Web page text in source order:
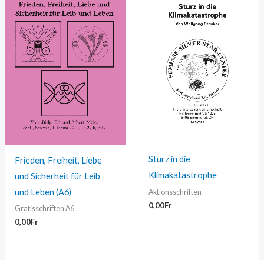
Frieden, Freiheit, Liebe
und Sicherheit für Leib
und Leben (A6)
Gratisschriften A6
0,00Fr
Sturz in die
Klimakatastrophe
Aktionsschriften
0,00Fr